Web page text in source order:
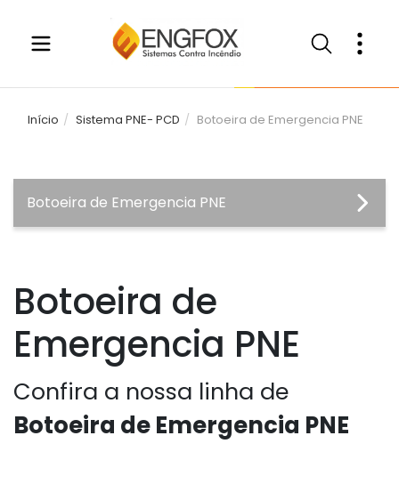
Início Sistema PNE- PCD Botoeira de Emergencia PNE
Botoeira de Emergencia PNE
Botoeira de
Emergencia PNE
Confira a nossa linha de
Botoeira de Emergencia PNE